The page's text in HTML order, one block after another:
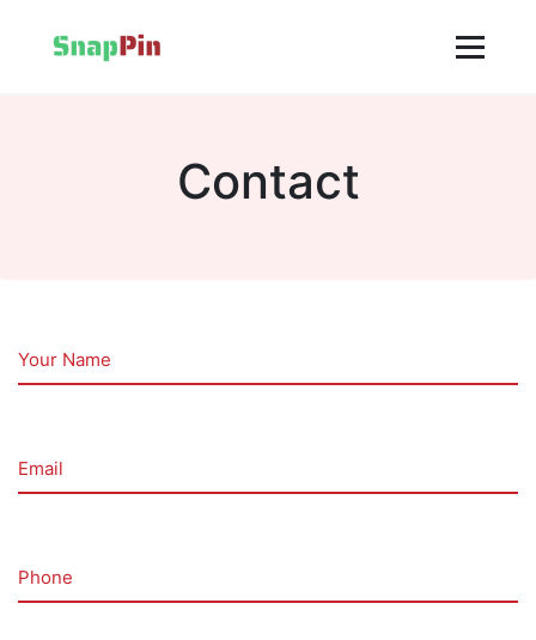
Contact
Your Name
Email
Phone